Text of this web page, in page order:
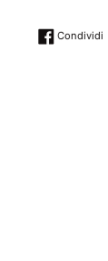
Condividi